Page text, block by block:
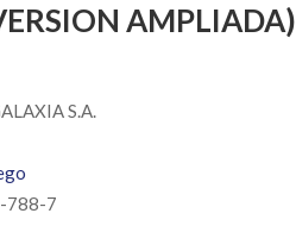
AMPLIADA)
S.A.
788-7